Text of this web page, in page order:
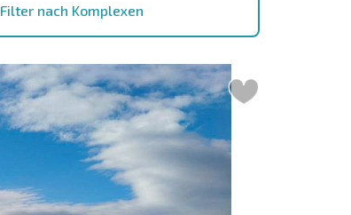
Filter nach Komplexen